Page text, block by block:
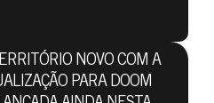
NOVO COM A
PARA DOOM